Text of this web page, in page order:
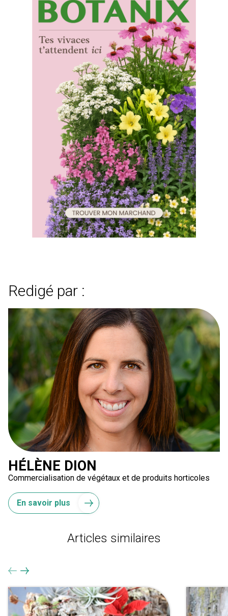
Redigé par :
HÉLÈNE DION
Commercialisation de végétaux et de produits horticoles
En savoir plus
Articles similaires